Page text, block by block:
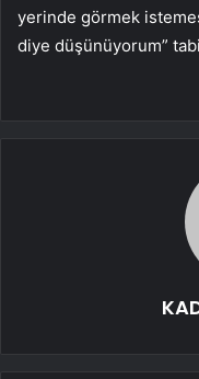
yerinde görmek
diye düşünüyorum”